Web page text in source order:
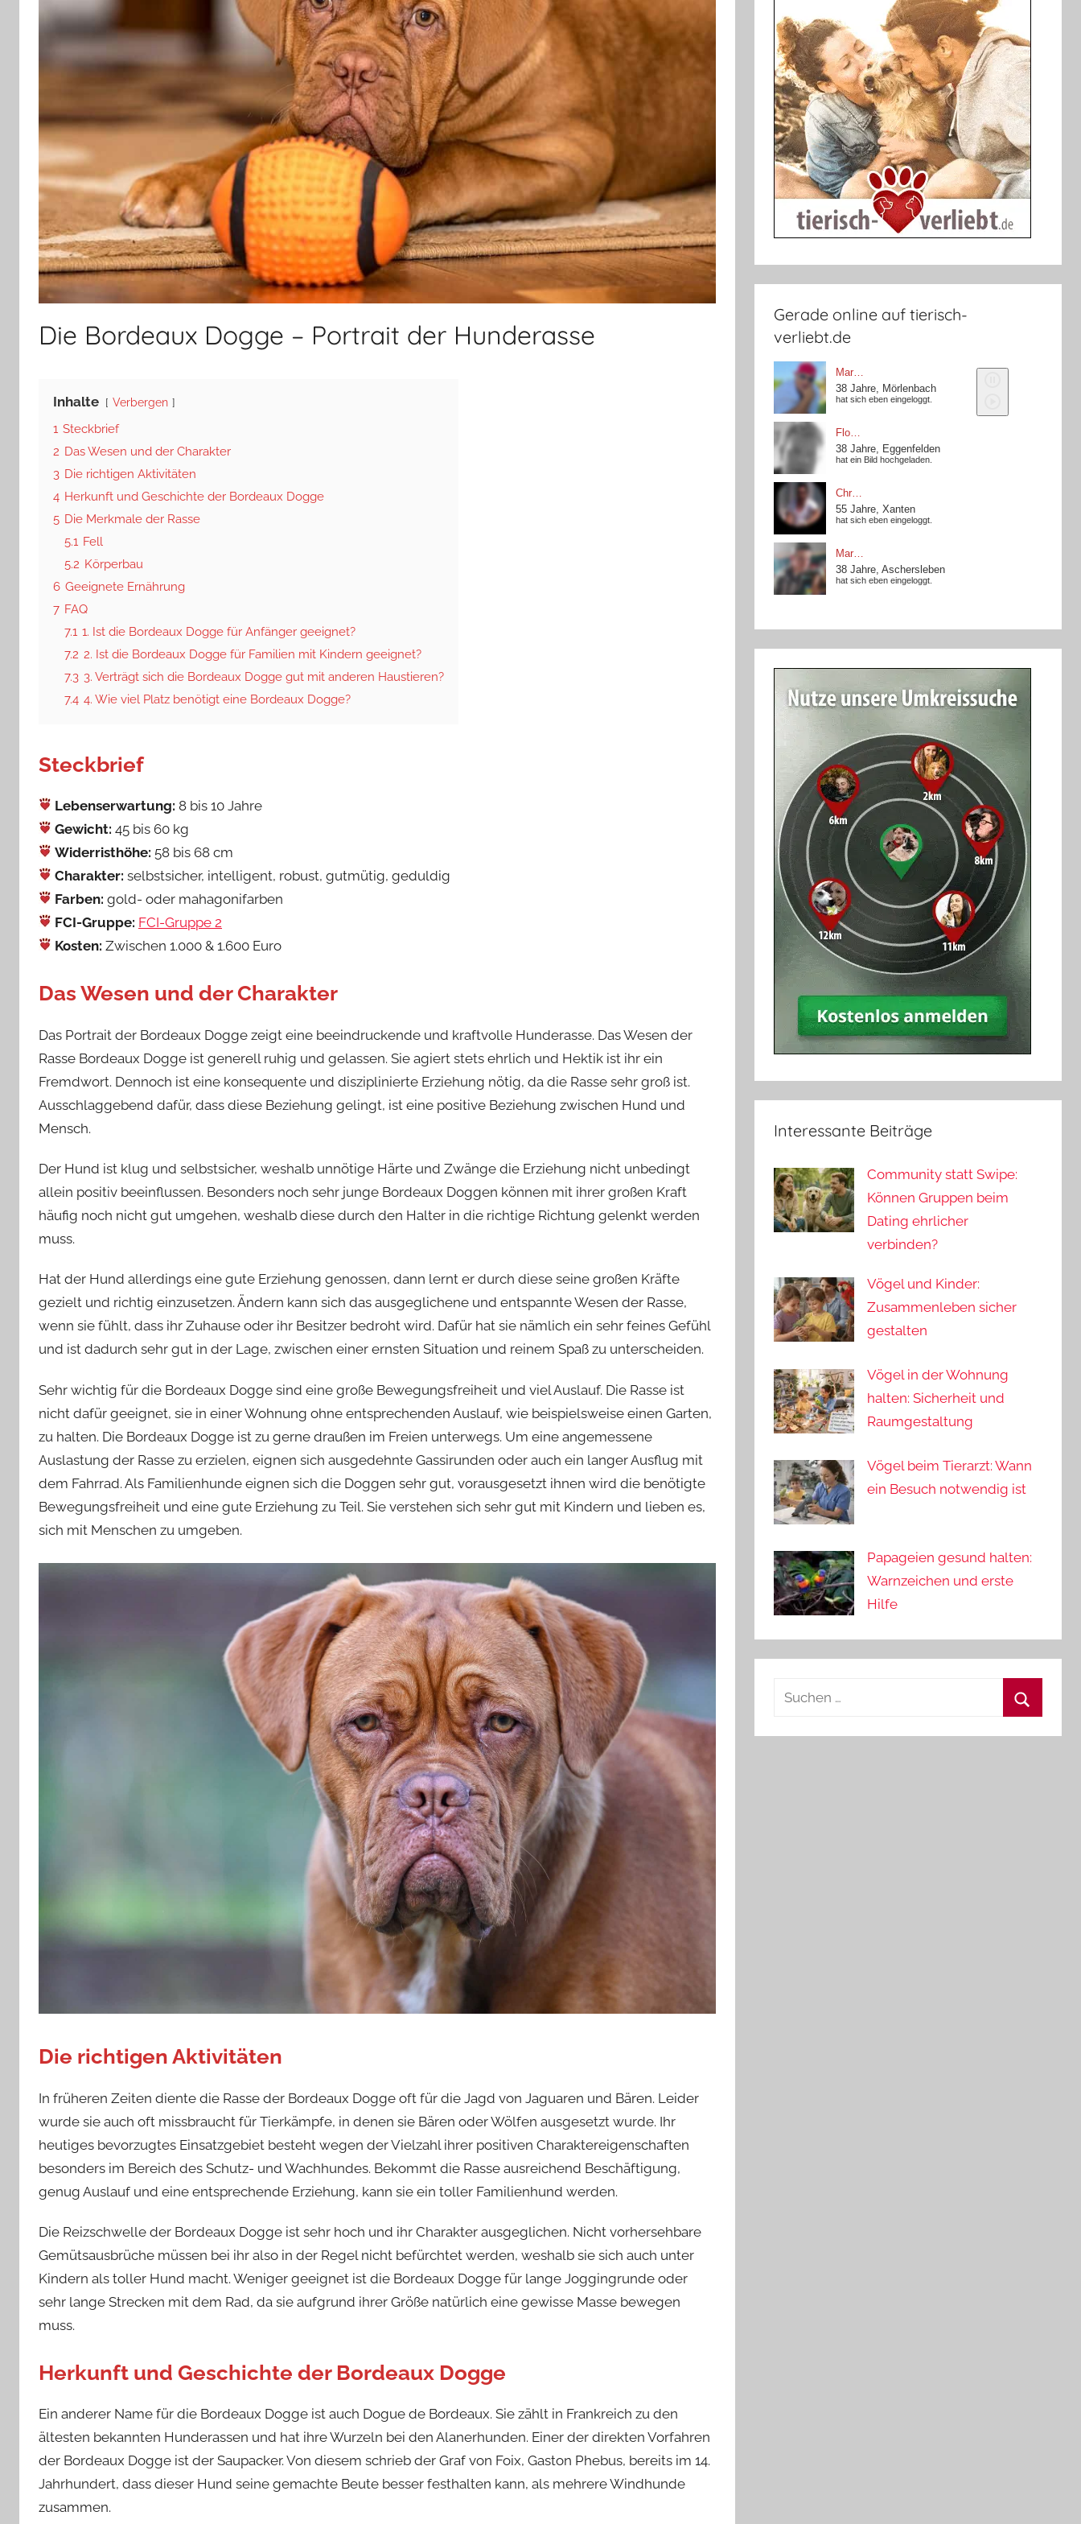
Die Bordeaux Dogge – Portrait der Hunderasse
Inhalte Verbergen
1 Steckbrief
2 Das Wesen und der Charakter
3 Die richtigen Aktivitäten
4 Herkunft und Geschichte der Bordeaux Dogge
5 Die Merkmale der Rasse
5.1 Fell
5.2 Körperbau
6 Geeignete Ernährung
7 FAQ
7.1 1. Ist die Bordeaux Dogge für Anfänger geeignet?
7.2 2. Ist die Bordeaux Dogge für Familien mit Kindern geeignet?
7.3 3. Verträgt sich die Bordeaux Dogge gut mit anderen Haustieren?
7.4 4. Wie viel Platz benötigt eine Bordeaux Dogge?
Steckbrief
Lebenserwartung: 8 bis 10 Jahre
Gewicht: 45 bis 60 kg
Widerristhöhe: 58 bis 68 cm
Charakter: selbstsicher, intelligent, robust, gutmütig, geduldig
Farben: gold- oder mahagonifarben
FCI-Gruppe: FCI-Gruppe 2
Kosten: Zwischen 1.000 & 1.600 Euro
Das Wesen und der Charakter
Das Portrait der Bordeaux Dogge zeigt eine beeindruckende und kraftvolle Hunderasse. Das Wesen der
Rasse Bordeaux Dogge ist generell ruhig und gelassen. Sie agiert stets ehrlich und Hektik ist ihr ein
Fremdwort. Dennoch ist eine konsequente und disziplinierte Erziehung nötig, da die Rasse sehr groß ist.
Ausschlaggebend dafür, dass diese Beziehung gelingt, ist eine positive Beziehung zwischen Hund und
Mensch.
Der Hund ist klug und selbstsicher, weshalb unnötige Härte und Zwänge die Erziehung nicht unbedingt
allein positiv beeinflussen. Besonders noch sehr junge Bordeaux Doggen können mit ihrer großen Kraft
häufig noch nicht gut umgehen, weshalb diese durch den Halter in die richtige Richtung gelenkt werden
muss.
Hat der Hund allerdings eine gute Erziehung genossen, dann lernt er durch diese seine großen Kräfte
gezielt und richtig einzusetzen. Ändern kann sich das ausgeglichene und entspannte Wesen der Rasse,
wenn sie fühlt, dass ihr Zuhause oder ihr Besitzer bedroht wird. Dafür hat sie nämlich ein sehr feines Gefühl
und ist dadurch sehr gut in der Lage, zwischen einer ernsten Situation und reinem Spaß zu unterscheiden.
Sehr wichtig für die Bordeaux Dogge sind eine große Bewegungsfreiheit und viel Auslauf. Die Rasse ist
nicht dafür geeignet, sie in einer Wohnung ohne entsprechenden Auslauf, wie beispielsweise einen Garten,
zu halten. Die Bordeaux Dogge ist zu gerne draußen im Freien unterwegs. Um eine angemessene
Auslastung der Rasse zu erzielen, eignen sich ausgedehnte Gassirunden oder auch ein langer Ausflug mit
dem Fahrrad. Als Familienhunde eignen sich die Doggen sehr gut, vorausgesetzt ihnen wird die benötigte
Bewegungsfreiheit und eine gute Erziehung zu Teil. Sie verstehen sich sehr gut mit Kindern und lieben es,
sich mit Menschen zu umgeben.
Die richtigen Aktivitäten
In früheren Zeiten diente die Rasse der Bordeaux Dogge oft für die Jagd von Jaguaren und Bären. Leider
wurde sie auch oft missbraucht für Tierkämpfe, in denen sie Bären oder Wölfen ausgesetzt wurde. Ihr
heutiges bevorzugtes Einsatzgebiet besteht wegen der Vielzahl ihrer positiven Charaktereigenschaften
besonders im Bereich des Schutz- und Wachhundes. Bekommt die Rasse ausreichend Beschäftigung,
genug Auslauf und eine entsprechende Erziehung, kann sie ein toller Familienhund werden.
Die Reizschwelle der Bordeaux Dogge ist sehr hoch und ihr Charakter ausgeglichen. Nicht vorhersehbare
Gemütsausbrüche müssen bei ihr also in der Regel nicht befürchtet werden, weshalb sie sich auch unter
Kindern als toller Hund macht. Weniger geeignet ist die Bordeaux Dogge für lange Joggingrunde oder
sehr lange Strecken mit dem Rad, da sie aufgrund ihrer Größe natürlich eine gewisse Masse bewegen
muss.
Herkunft und Geschichte der Bordeaux Dogge
Ein anderer Name für die Bordeaux Dogge ist auch Dogue de Bordeaux. Sie zählt in Frankreich zu den
ältesten bekannten Hunderassen und hat ihre Wurzeln bei den Alanerhunden. Einer der direkten Vorfahren
der Bordeaux Dogge ist der Saupacker. Von diesem schrieb der Graf von Foix, Gaston Phebus, bereits im 14.
Jahrhundert, dass dieser Hund seine gemachte Beute besser festhalten kann, als mehrere Windhunde
zusammen.
Gerade online auf tierisch-
verliebt.de
Interessante Beiträge
Community statt Swipe:
Können Gruppen beim
Dating ehrlicher
verbinden?
Vögel und Kinder:
Zusammenleben sicher
gestalten
Vögel in der Wohnung
halten: Sicherheit und
Raumgestaltung
Vögel beim Tierarzt: Wann
ein Besuch notwendig ist
Papageien gesund halten:
Warnzeichen und erste
Hilfe
Suchen